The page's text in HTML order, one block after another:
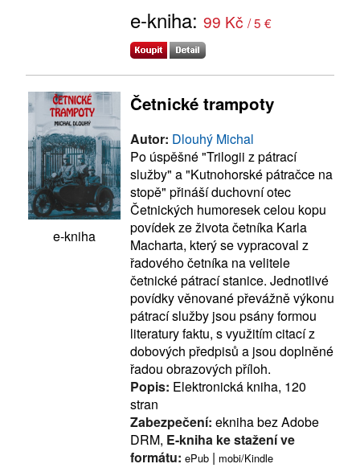
e-kniha: 99 Kč / 5 €
e-kniha
Četnické trampoty
Autor: Dlouhý Michal
Po úspěšné "Trilogii z pátrací
služby" a "Kutnohorské pátračce na
stopě" přináší duchovní otec
Četnických humoresek celou kopu
povídek ze života četníka Karla
Macharta, který se vypracoval z
řadového četníka na velitele
četnické pátrací stanice. Jednotlivé
povídky věnované převážně výkonu
pátrací služby jsou psány formou
literatury faktu, s využitím citací z
dobových předpisů a jsou doplněné
řadou obrazových příloh.
Popis: Elektronická kniha, 120
stran
Zabezpečení: ekniha bez Adobe
DRM, E-kniha ke stažení ve
formátu: ePub | mobi/Kindle